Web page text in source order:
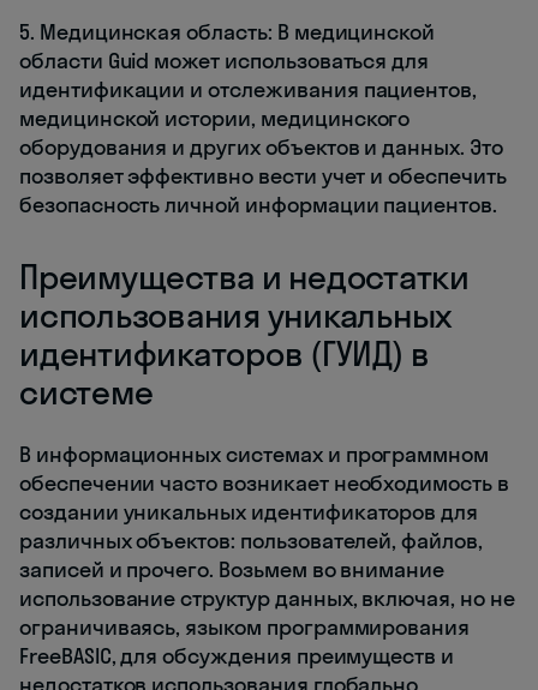
5. Медицинская область: В медицинской
области Guid может использоваться для
идентификации и отслеживания пациентов,
медицинской истории, медицинского
оборудования и других объектов и данных. Это
позволяет эффективно вести учет и обеспечить
безопасность личной информации пациентов.
Преимущества и недостатки
использования уникальных
идентификаторов (ГУИД) в
системе
В информационных системах и программном
обеспечении часто возникает необходимость в
создании уникальных идентификаторов для
различных объектов: пользователей, файлов,
записей и прочего. Возьмем во внимание
использование структур данных, включая, но не
ограничиваясь, языком программирования
FreeBASIC, для обсуждения преимуществ и